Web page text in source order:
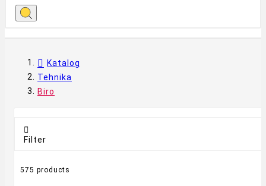
Katalog
Tehnika
Biro

Filter
575 products